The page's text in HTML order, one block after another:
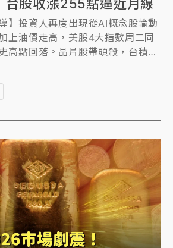
股收漲255點逼近月線
】投資人再度出現從AI概念股輪動
上油價走高，美股4大指數周二同
高點回落。晶片股帶頭殺，台積
分別重挫4.25%、7.74%和